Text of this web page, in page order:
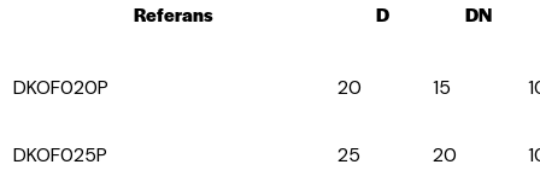
Referans D DN
DKOF020P 20 15
DKOF025P 25 20